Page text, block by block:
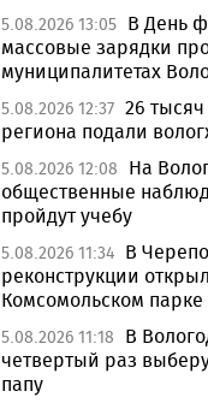
5.08.2026 13:05 В День
массовые зарядки
муниципалитетах
5.08.2026 12:37 26
региона подали
5.08.2026 12:08
На
общественные
пройдут учебу
5.08.2026 11:34 В
реконструкции
Комсомольском парке
5.08.2026 11:18
В
четвертый раз
папу